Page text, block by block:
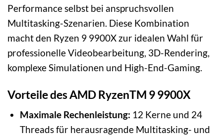
Performance selbst bei anspruchsvollen
Multitasking-Szenarien. Diese Kombination
macht den Ryzen 9 9900X zur idealen Wahl für
professionelle Videobearbeitung, 3D-Rendering,
komplexe Simulationen und High-End-Gaming.
Vorteile des AMD RyzenTM 9 9900X
Maximale Rechenleistung: 12 Kerne und 24
Threads für herausragende Multitasking- und